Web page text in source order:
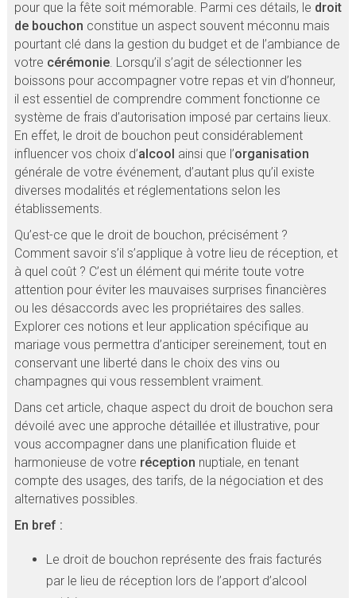
pour que la fête soit mémorable. Parmi ces détails, le droit
de bouchon constitue un aspect souvent méconnu mais
pourtant clé dans la gestion du budget et de l’ambiance de
votre cérémonie. Lorsqu’il s’agit de sélectionner les
boissons pour accompagner votre repas et vin d’honneur,
il est essentiel de comprendre comment fonctionne ce
système de frais d’autorisation imposé par certains lieux.
En effet, le droit de bouchon peut considérablement
influencer vos choix d’alcool ainsi que l’organisation
générale de votre événement, d’autant plus qu’il existe
diverses modalités et réglementations selon les
établissements.
Qu’est-ce que le droit de bouchon, précisément ?
Comment savoir s’il s’applique à votre lieu de réception, et
à quel coût ? C’est un élément qui mérite toute votre
attention pour éviter les mauvaises surprises financières
ou les désaccords avec les propriétaires des salles.
Explorer ces notions et leur application spécifique au
mariage vous permettra d’anticiper sereinement, tout en
conservant une liberté dans le choix des vins ou
champagnes qui vous ressemblent vraiment.
Dans cet article, chaque aspect du droit de bouchon sera
dévoilé avec une approche détaillée et illustrative, pour
vous accompagner dans une planification fluide et
harmonieuse de votre réception nuptiale, en tenant
compte des usages, des tarifs, de la négociation et des
alternatives possibles.
En bref :
Le droit de bouchon représente des frais facturés
par le lieu de réception lors de l’apport d’alcool